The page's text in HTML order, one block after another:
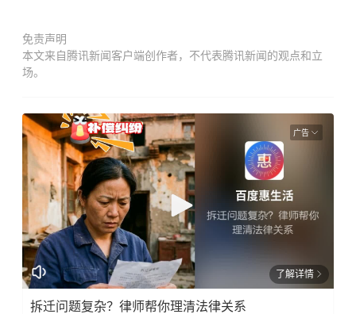
免责声明
本文来自腾讯新闻客户端创作者，不代表腾讯新闻的观点和立
场。
广告
了解详情
拆迁问题复杂？律师帮你理清法律关系